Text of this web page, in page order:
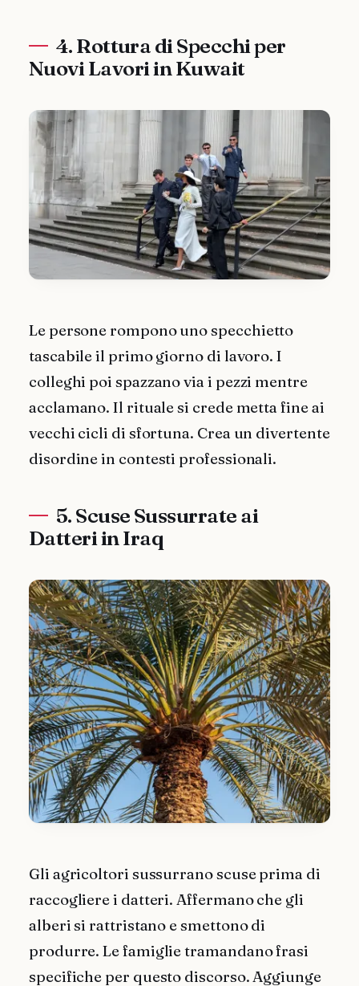
4. Rottura di Specchi per
Nuovi Lavori in Kuwait
Le persone rompono uno specchietto
tascabile il primo giorno di lavoro. I
colleghi poi spazzano via i pezzi mentre
acclamano. Il rituale si crede metta fine ai
vecchi cicli di sfortuna. Crea un divertente
disordine in contesti professionali.
5. Scuse Sussurrate ai
Datteri in Iraq
Gli agricoltori sussurrano scuse prima di
raccogliere i datteri. Affermano che gli
alberi si rattristano e smettono di
produrre. Le famiglie tramandano frasi
specifiche per questo discorso. Aggiunge